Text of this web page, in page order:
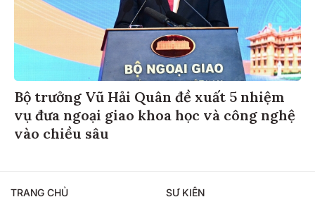
Bộ trưởng Vũ Hải Quân đề xuất 5 nhiệm
vụ đưa ngoại giao khoa học và công nghệ
vào chiều sâu
TRANG CHỦ SỰ KIỆN